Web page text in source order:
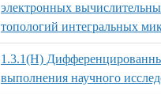
электронных
топологий интегральных
1.3.1(Н)
выполнения научного